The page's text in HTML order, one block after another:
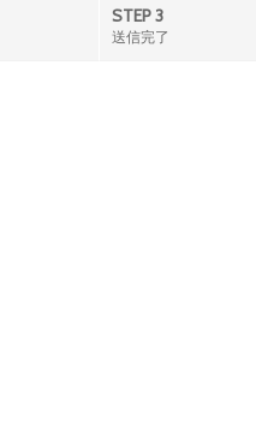
STEP 3
送信完了